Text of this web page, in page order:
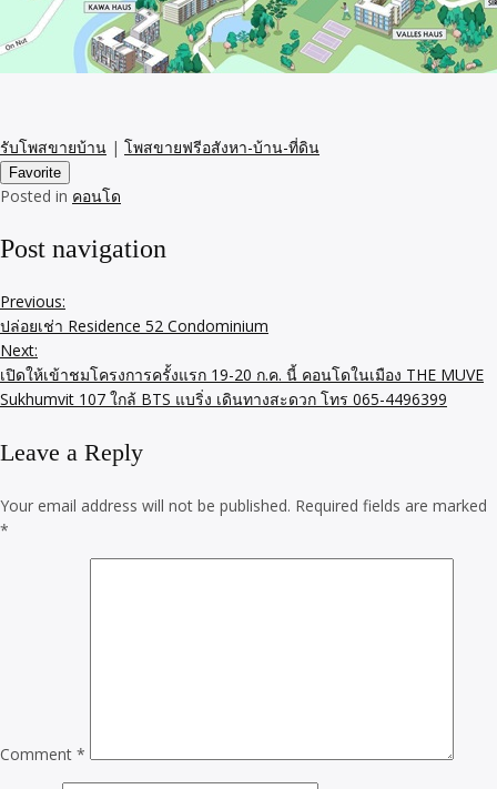
รับโพสขายบ้าน | โพสขายฟรีอสังหา-บ้าน-ที่ดิน
Favorite
Posted in คอนโด
Post navigation
Previous:
ปล่อยเช่า Residence 52 Condominium
Next:
เปิดให้เข้าชมโครงการครั้งแรก 19-20 ก.ค. นี้ คอนโดในเมือง THE MUVE
Sukhumvit 107 ใกล้ BTS แบริ่ง เดินทางสะดวก โทร 065-4496399
Leave a Reply
Your email address will not be published. Required fields are marked
*
Comment *